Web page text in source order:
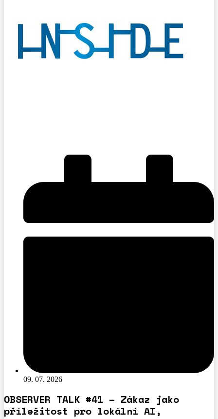
09. 07. 2026
OBSERVER TALK #41 – Zákaz jako
příležitost pro lokální AI,